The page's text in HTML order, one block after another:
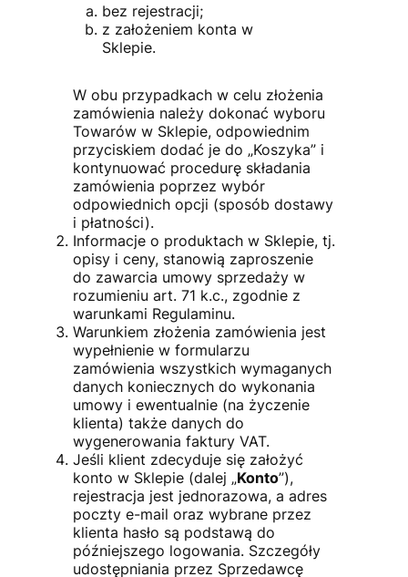
bez rejestracji;
z założeniem konta w
Sklepie.
W obu przypadkach w celu złożenia
zamówienia należy dokonać wyboru
Towarów w Sklepie, odpowiednim
przyciskiem dodać je do „Koszyka” i
kontynuować procedurę składania
zamówienia poprzez wybór
odpowiednich opcji (sposób dostawy
i płatności).
Informacje o produktach w Sklepie, tj.
opisy i ceny, stanowią zaproszenie
do zawarcia umowy sprzedaży w
rozumieniu art. 71 k.c., zgodnie z
warunkami Regulaminu.
Warunkiem złożenia zamówienia jest
wypełnienie w formularzu
zamówienia wszystkich wymaganych
danych koniecznych do wykonania
umowy i ewentualnie (na życzenie
klienta) także danych do
wygenerowania faktury VAT.
Jeśli klient zdecyduje się założyć
konto w Sklepie (dalej „Konto”),
rejestracja jest jednorazowa, a adres
poczty e-mail oraz wybrane przez
klienta hasło są podstawą do
późniejszego logowania. Szczegóły
udostępniania przez Sprzedawcę